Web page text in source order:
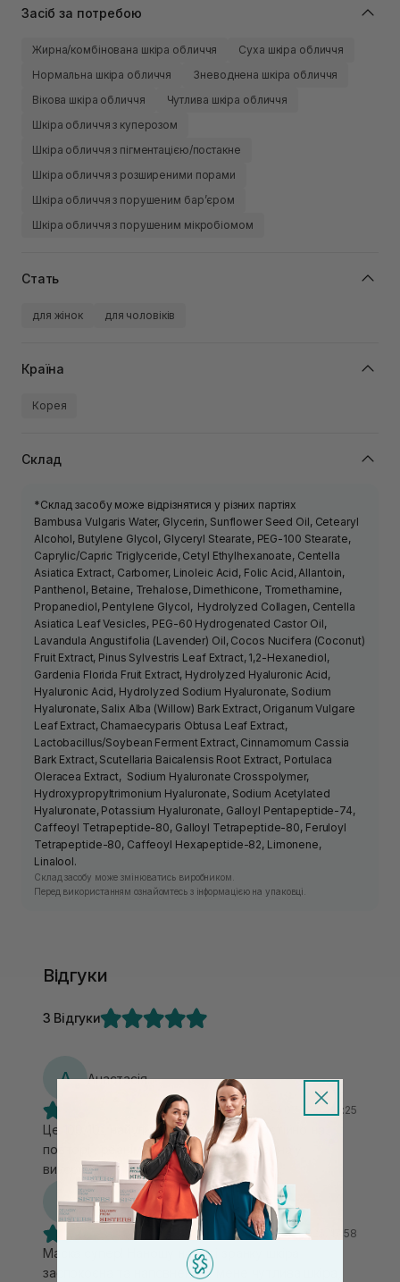
Засіб за потребою
Жирна/комбінована шкіра обличчя
Суха шкіра обличчя
Нормальна шкіра обличчя
Зневоднена шкіра обличчя
Вікова шкіра обличчя
Чутлива шкіра обличчя
Шкіра обличчя з куперозом
Шкіра обличчя з пігментацією/постакне
Шкіра обличчя з розширеними порами
Шкіра обличчя з порушеним барʼєром
Шкіра обличчя з порушеним мікробіомом
Стать
для жінок для чоловіків
Країна
Корея
Склад
*Склад засобу може відрізнятися у різних партіях
Bambusa Vulgaris Water, Glycerin, Sunflower Seed Oil, Cetearyl
Alcohol, Butylene Glycol, Glyceryl Stearate, PEG-100 Stearate,
Caprylic/Capric Triglyceride, Cetyl Ethylhexanoate, Centella
Asiatica Extract, Carbomer, Linoleic Acid, Folic Acid, Allantoin,
Panthenol, Betaine, Trehalose, Dimethicone, Tromethamine,
Propanediol, Pentylene Glycol, Hydrolyzed Collagen, Centella
Asiatica Leaf Vesicles, PEG-60 Hydrogenated Castor Oil,
Lavandula Angustifolia (Lavender) Oil, Cocos Nucifera (Coconut)
Fruit Extract, Pinus Sylvestris Leaf Extract, 1,2-Hexanediol,
Gardenia Florida Fruit Extract, Hydrolyzed Hyaluronic Acid,
Hyaluronic Acid, Hydrolyzed Sodium Hyaluronate, Sodium
Hyaluronate, Salix Alba (Willow) Bark Extract, Origanum Vulgare
Leaf Extract, Chamaecyparis Obtusa Leaf Extract,
Lactobacillus/Soybean Ferment Extract, Cinnamomum Cassia
Bark Extract, Scutellaria Baicalensis Root Extract, Portulaca
Oleracea Extract, Sodium Hyaluronate Crosspolymer,
Hydroxypropyltrimonium Hyaluronate, Sodium Acetylated
Hyaluronate, Potassium Hyaluronate, Galloyl Pentapeptide-74,
Caffeoyl Tetrapeptide-80, Galloyl Tetrapeptide-80, Feruloyl
Tetrapeptide-80, Caffeoyl Hexapeptide-82, Limonene,
Linalool.
Склад засобу може змінюватись виробником.
Перед використанням ознайомтесь з інформацією на упаковці.
Відгуки
3 Відгуки
А Анастасія
04.07.2026, 13:25
Це 100/10 , найулюбленіша маска , постійно на
повторі , реанімує шкіру , дуже приємна у
використані , гарно зволожує
Я Яна
17.12.2025, 17:58
Маска супер! Наношу на ніч і зранку шкіра
заспокоєна та наповнена! У мене чутлива шкіра,